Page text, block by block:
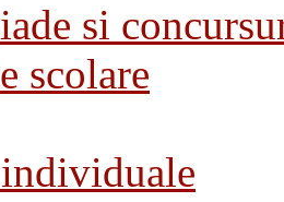
si
scolare